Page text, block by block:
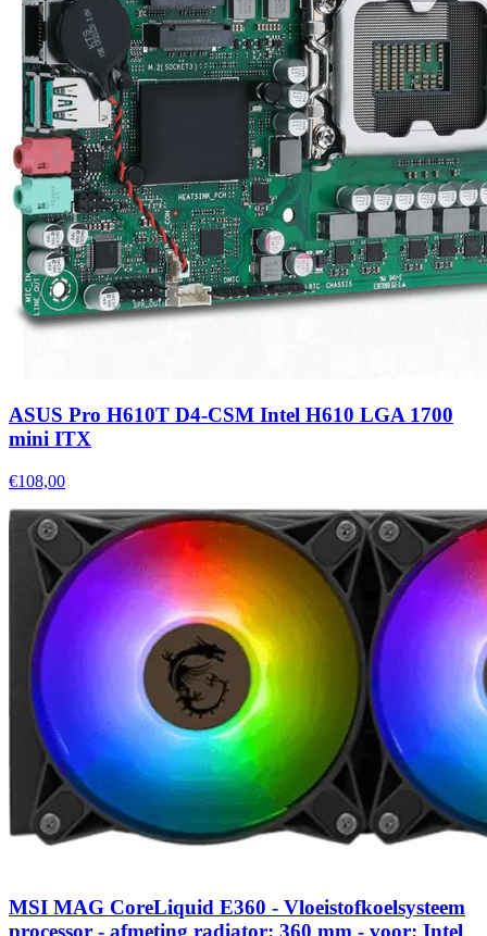
ASUS Pro H610T D4-CSM Intel H610 LGA 1700
mini ITX
€108,00
MSI MAG CoreLiquid E360 - Vloeistofkoelsysteem
processor - afmeting radiator: 360 mm - voor: Intel